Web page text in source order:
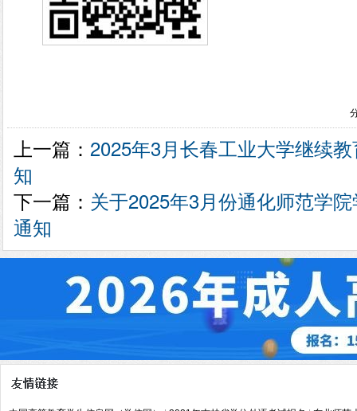
上一篇： 2025年3月长春工业大学继续
知
下一篇： 关于2025年3月份通化师范学
通知